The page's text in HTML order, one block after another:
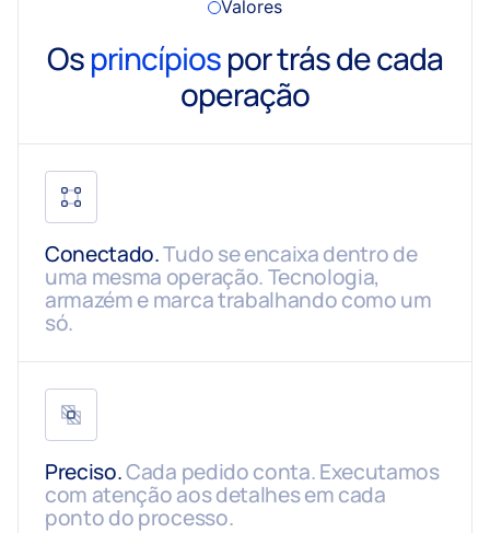
Valores
Osprincípiospor trás de cada
operação
Conectado.Tudo se encaixa dentro de
uma mesma operação. Tecnologia,
armazém e marca trabalhando como um
só.
Preciso.Cada pedido conta. Executamos
com atenção aos detalhes em cada
ponto do processo.